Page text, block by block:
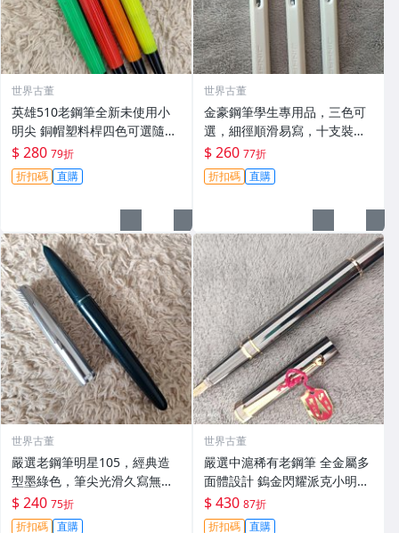
世界古董
英雄510老鋼筆全新未使用小
明尖 銅帽塑料桿四色可選隨機
發貨 英雄510 鋼筆 小明尖 塑
料桿 新品
$ 280 79折
折扣碼 直購
世界古董
金豪鋼筆學生專用品，三色可
選，細徑順滑易寫，十支裝嚴
選推薦 暗尖設計、學生用、適
合書寫作業記筆記 細鋼筆 197
0 黑色
$ 260 77折
折扣碼 直購
世界古董
嚴選老鋼筆明星105，經典造
型墨綠色，筆尖光滑久寫無疲
憊。全新未使用，重量適中寫
作順手。 明星105 鋪毫 鉛筆
$ 240 75折
折扣碼 直購
世界古董
嚴選中滬稀有老鋼筆 全金屬多
面體設計 鎢金閃耀派克小明尖
大銥粒0.5粗細 試寫順滑 中滬
鋼筆 閃亮 工藝精湛
$ 430 87折
折扣碼 直購